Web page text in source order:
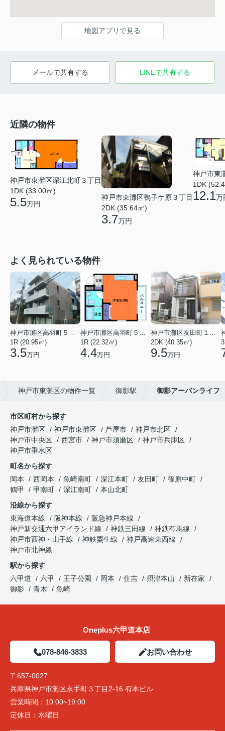
地図アプリで見る
メールで共有する LINEで共有する
近隣の物件
神戸市東灘区深江北町３丁目
1DK (33.00㎡)
5.5万円
神戸市東灘区鴨子ケ原３丁目
2DK (35.64㎡)
3.7万円
神戸市東
1DK
12.1万
よく見られている物件
神戸市灘区高羽町５丁目
1R (20.95㎡)
3.5万円
神戸市灘区高羽町５丁目
1R (22.32㎡)
4.4万円
神戸市灘区友田町１丁目
2DK (40.35㎡)
9.5万円
神戸市東灘区の物件一覧 御影駅 御影アーバンライフ
市区町村から探す
神戸市灘区
神戸市東灘区 芦屋市
神戸市北区
神戸市中央区
西宮市 神戸市須磨区
神戸市兵庫区
神戸市垂水区
町名から探す
岡本
西岡本 魚崎南町 深江本町 友田町
篠原中町
鶴甲
甲南町 深江南町
本山北町
沿線から探す
東海道本線
阪神本線
阪急神戸本線
神戸新交通六甲アイランド線
神鉄三田線
神鉄有馬線
神戸市西神・山手線
神鉄粟生線
神戸高速東西線
神戸市北神線
駅から探す
六甲道
六甲 王子公園 岡本 住吉 摂津本山
新在家
御影
青木 魚崎
Oneplus六甲道本店
078-846-3833 お問い合わせ
〒657-0027
兵庫県神戸市灘区永手町３丁目2-16 有本ビル
営業時間： 10:00~19:00
定休日： 水曜日